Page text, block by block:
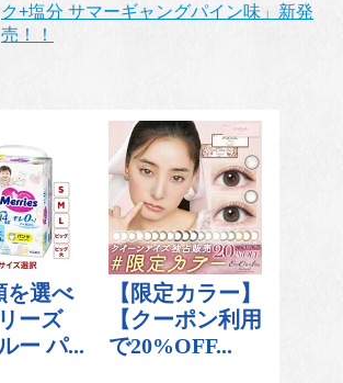
ク+塩分 サマーギャングパイン味」新発
売！！